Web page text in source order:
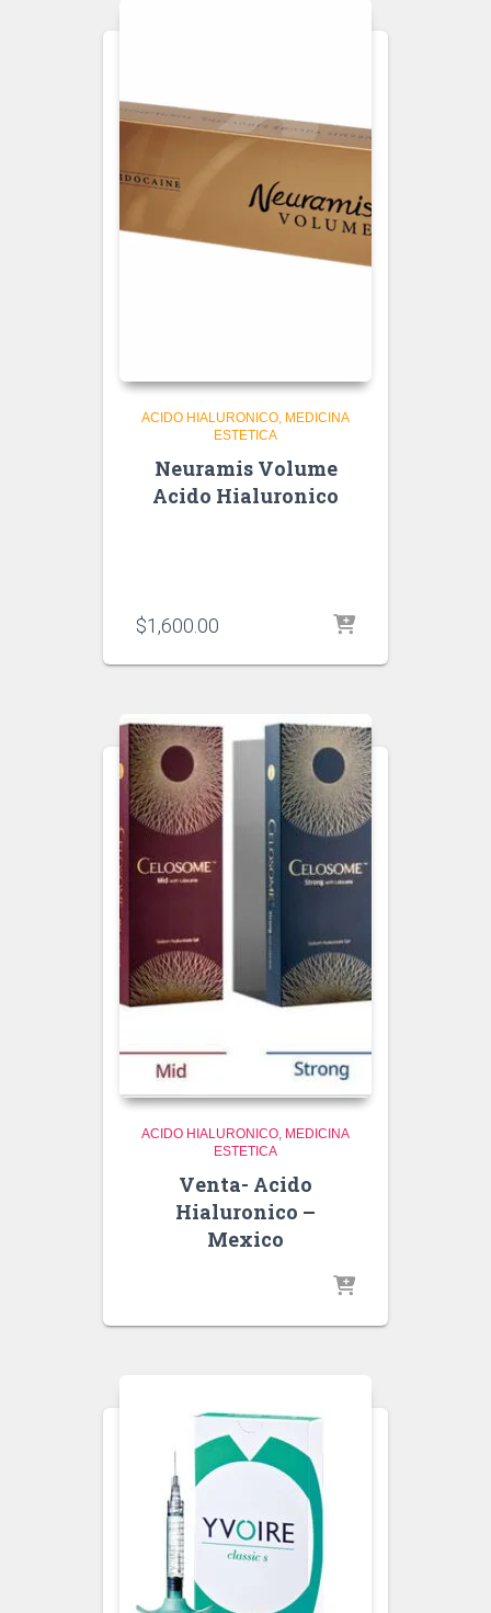
ACIDO HIALURONICO MEDICINA
ESTETICA
Neuramis Volume
Acido Hialuronico
$1,600.00
ACIDO HIALURONICO MEDICINA
ESTETICA
Venta- Acido
Hialuronico –
Mexico